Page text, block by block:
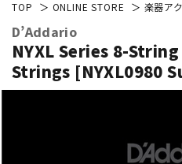
TOP ONLINE STORE 楽器ア
D’Addario
NYXL Series 8-
Strings [NYXL0980